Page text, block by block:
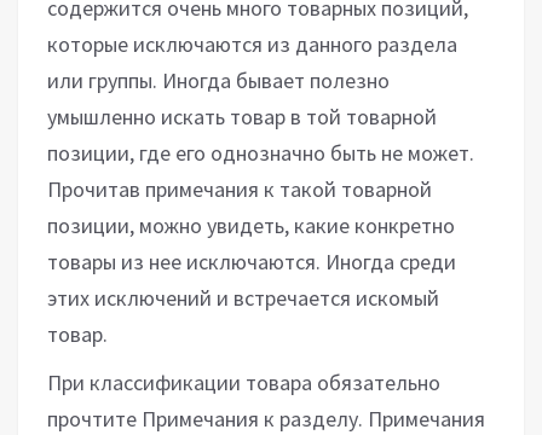
содержится очень много товарных позиций,
которые исключаются из данного раздела
или группы. Иногда бывает полезно
умышленно искать товар в той товарной
позиции, где его однозначно быть не может.
Прочитав примечания к такой товарной
позиции, можно увидеть, какие конкретно
товары из нее исключаются. Иногда среди
этих исключений и встречается искомый
товар.
При классификации товара обязательно
прочтите Примечания к разделу. Примечания